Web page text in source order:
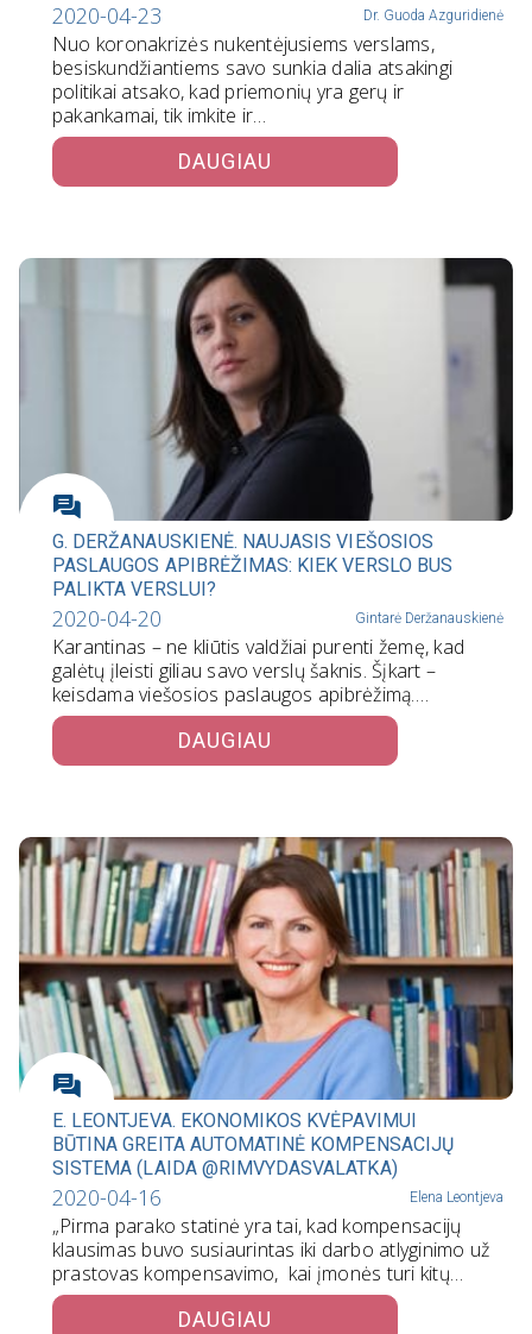
2020-04-23 Dr. Guoda Azguridienė
Nuo koronakrizės nukentėjusiems verslams,
besiskundžiantiems savo sunkia dalia atsakingi
politikai atsako, kad priemonių yra gerų ir
pakankamai, tik imkite ir…
DAUGIAU
G. DERŽANAUSKIENĖ. NAUJASIS VIEŠOSIOS
PASLAUGOS APIBRĖŽIMAS: KIEK VERSLO BUS
PALIKTA VERSLUI?
2020-04-20 Gintarė Deržanauskienė
Karantinas – ne kliūtis valdžiai purenti žemę, kad
galėtų įleisti giliau savo verslų šaknis. Šįkart –
keisdama viešosios paslaugos apibrėžimą.…
DAUGIAU
E. LEONTJEVA. EKONOMIKOS KVĖPAVIMUI
BŪTINA GREITA AUTOMATINĖ KOMPENSACIJŲ
SISTEMA (LAIDA @RIMVYDASVALATKA)
2020-04-16 Elena Leontjeva
„Pirma parako statinė yra tai, kad kompensacijų
klausimas buvo susiaurintas iki darbo atlyginimo už
prastovas kompensavimo, kai įmonės turi kitų…
DAUGIAU